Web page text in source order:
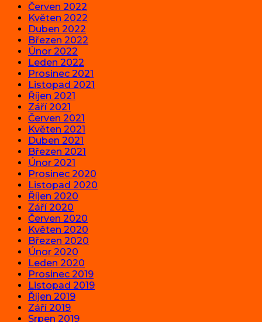
Červen 2022
Květen 2022
Duben 2022
Březen 2022
Únor 2022
Leden 2022
Prosinec 2021
Listopad 2021
Říjen 2021
Září 2021
Červen 2021
Květen 2021
Duben 2021
Březen 2021
Únor 2021
Prosinec 2020
Listopad 2020
Říjen 2020
Září 2020
Červen 2020
Květen 2020
Březen 2020
Únor 2020
Leden 2020
Prosinec 2019
Listopad 2019
Říjen 2019
Září 2019
Srpen 2019